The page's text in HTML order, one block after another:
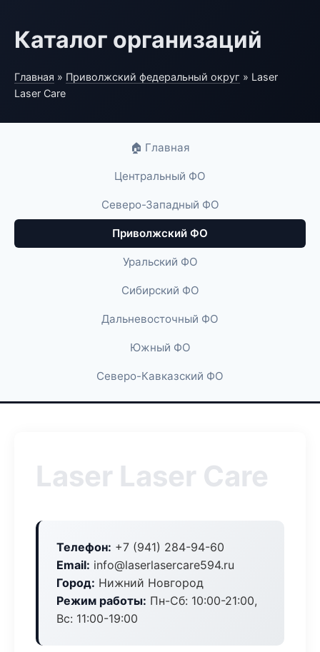
Каталог организаций
Главная » Приволжский федеральный округ » Laser
Laser Care
🏠 Главная
Центральный ФО
Северо-Западный ФО
Приволжский ФО
Уральский ФО
Сибирский ФО
Дальневосточный ФО
Южный ФО
Северо-Кавказский ФО
Laser Laser Care
Телефон: +7 (941) 284-94-60
Email: info@laserlasercare594.ru
Город: Нижний Новгород
Режим работы: Пн-Сб: 10:00-21:00,
Вс: 11:00-19:00